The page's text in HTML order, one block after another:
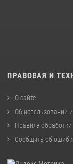
ПРАВОВАЯ И
О сайте
Об использовании
Правила
Сообщить об